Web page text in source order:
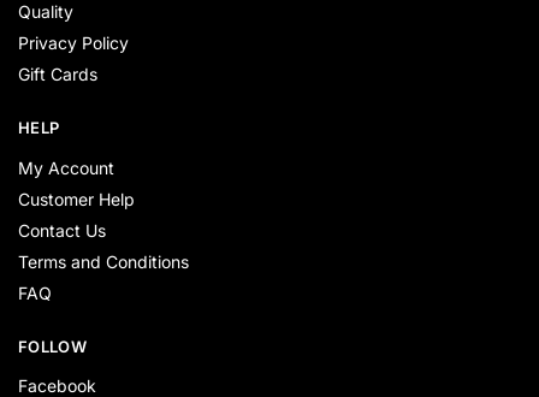
Quality
Privacy Policy
Gift Cards
HELP
My Account
Customer Help
Contact Us
Terms and Conditions
FAQ
FOLLOW
Facebook